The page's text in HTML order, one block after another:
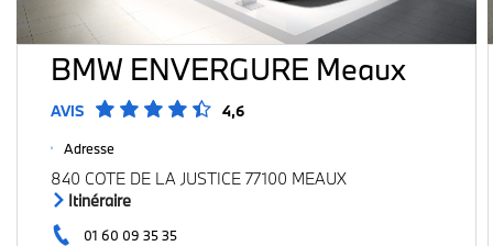
BMW ENVERGURE Meaux
AVIS 4,6
Adresse
840 COTE DE LA JUSTICE 77100 MEAUX
Itinéraire
01 60 09 35 35